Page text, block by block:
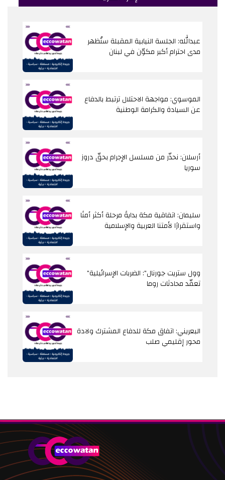
عبدالله: الجلسة النيابية المقبلة ستُظهر
مدى احترام أكبر مكوّن في لبنان
الموسوي: مواجهة الاحتلال ترتبط بالدفاع
عن السيادة والكرامة الوطنية
أرسلان: نحذّر من مسلسل الإجرام بحقّ دروز
سوريا
سليمان: اتفاقية مكة بدايةً مرحلة أكثر أمنًا
واستقرارًا لأمتنا العربية والإسلامية
"وول ستريت جورنال": الضربات الإسرائيلية
تعقّد محادثات روما
البعريني: اتفاق مكة للدفاع المشترك ولادة
محور إقليمي صلب